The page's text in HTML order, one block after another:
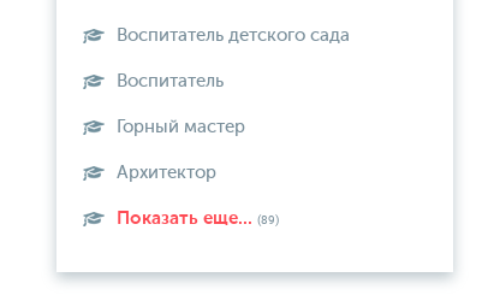
Воспитатель детского сада
Воспитатель
Горный мастер
Архитектор
Показать еще... (89)